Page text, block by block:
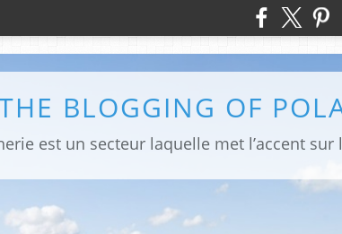
BLOGGING OF
est un secteur laquelle met l’accent sur